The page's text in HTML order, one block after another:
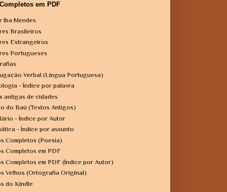
em PDF
Iba Mendes
Brasileiros
Estrangeiros
Portugueses
Verbal (Língua Portuguesa)
- Índice por palavra
antigas de cidades
do Baú (Textos Antigos)
- Índice por Autor
- Índice por assunto
Completos (Poesia)
Completos em PDF
Completos em PDF (Índice por Autor)
Velhos (Ortografia Original)
do Kindle